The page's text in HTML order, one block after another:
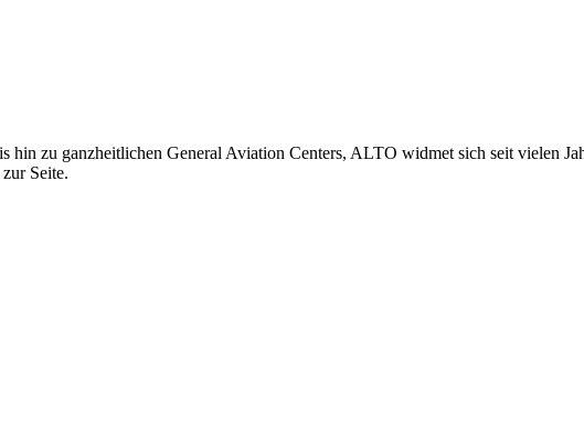
hin zu ganzheitlichen General Aviation Centers, ALTO widmet sich seit vielen
Seite.